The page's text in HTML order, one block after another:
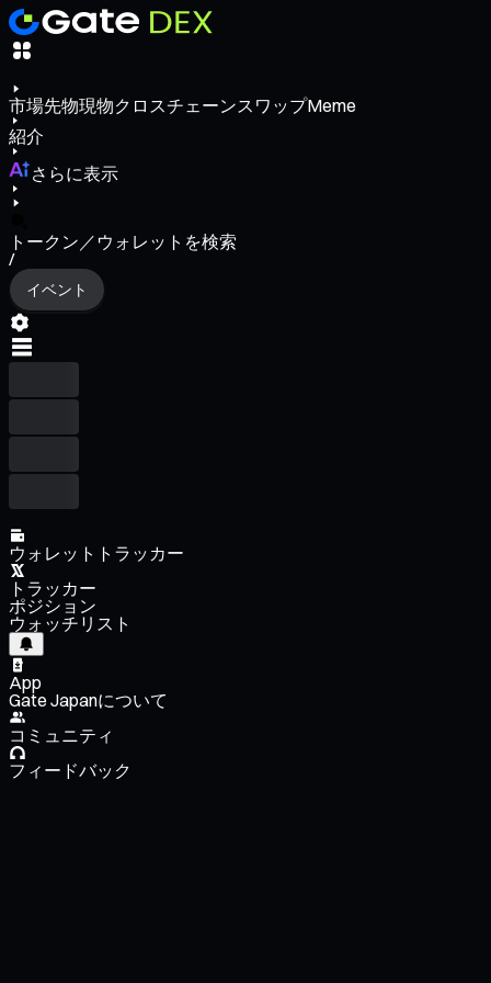
市場先物現物クロスチェーンスワップMeme
紹介
さらに表示
トークン／ウォレットを検索
/
イベント
ウォレットトラッカー
トラッカー
ポジション
ウォッチリスト
App
Gate Japanについて
コミュニティ
フィードバック